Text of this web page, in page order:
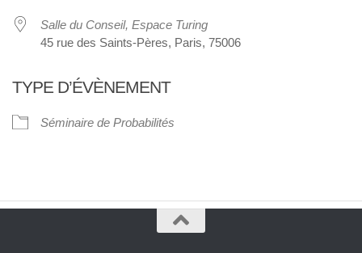
Salle du Conseil, Espace Turing
45 rue des Saints-Pères, Paris, 75006
TYPE D’ÉVÈNEMENT
Séminaire de Probabilités